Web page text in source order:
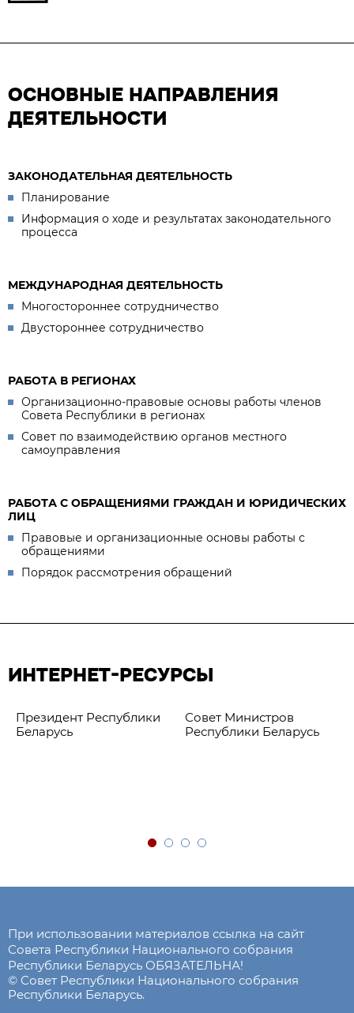
ОСНОВНЫЕ НАПРАВЛЕНИЯ
ДЕЯТЕЛЬНОСТИ
ЗАКОНОДАТЕЛЬНАЯ ДЕЯТЕЛЬНОСТЬ
Планирование
Информация о ходе и результатах законодательного
процесса
МЕЖДУНАРОДНАЯ ДЕЯТЕЛЬНОСТЬ
Многостороннее сотрудничество
Двустороннее сотрудничество
РАБОТА В РЕГИОНАХ
Организационно-правовые основы работы членов
Совета Республики в регионах
Совет по взаимодействию органов местного
самоуправления
РАБОТА С ОБРАЩЕНИЯМИ ГРАЖДАН И ЮРИДИЧЕСКИХ
ЛИЦ
Правовые и организационные основы работы с
обращениями
Порядок рассмотрения обращений
ИНТЕРНЕТ-РЕСУРСЫ
Президент Республики
Беларусь
Совет Министров
Республики Беларусь
При использовании материалов ссылка на сайт
Совета Республики Национального собрания
Республики Беларусь ОБЯЗАТЕЛЬНА!
© Совет Республики Национального собрания
Республики Беларусь.